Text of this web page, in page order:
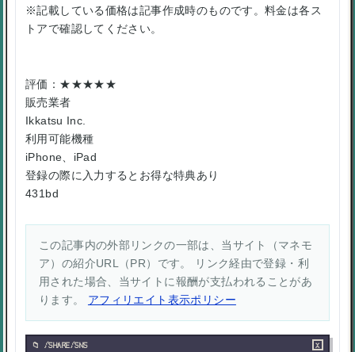
※記載している価格は記事作成時のものです。料金は各ス
トアで確認してください。
評価：★★★★★
販売業者
Ikkatsu Inc.
利用可能機種
iPhone、iPad
登録の際に入力するとお得な特典あり
431bd
この記事内の外部リンクの一部は、当サイト（マネモ
ア）の紹介URL（PR）です。 リンク経由で登録・利
用された場合、当サイトに報酬が支払われることがあ
ります。 アフィリエイト表示ポリシー
/SHARE/SNS ×